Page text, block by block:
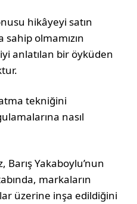
hikâyeyi sa­tın
sahip olma­mızın
anlatılan bir öyküden
tekniğini
nasıl
Barış Yakaboy­lu’nun
markaların
üze­rine inşa edildiğini